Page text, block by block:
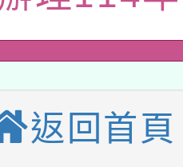
坊新北場」
班」招生簡
平台-教案
章
及學前教育
擴大為「滿6
究院辦理「
22日(星期六
園地景藝術
返回首頁